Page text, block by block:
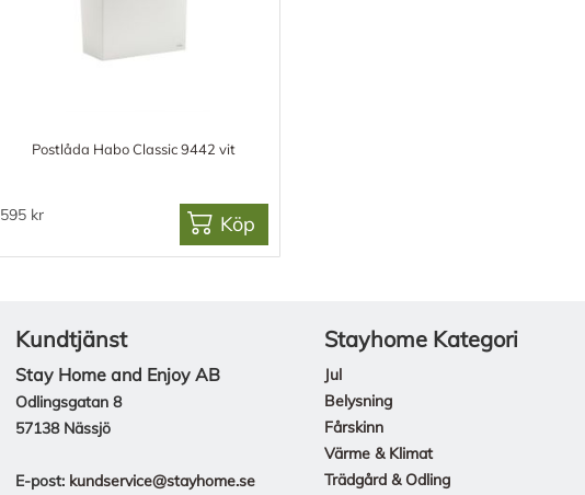
Postlåda Habo Classic 9442 vit
595 kr Köp
Kundtjänst
Stay Home and Enjoy AB
Odlingsgatan 8
57138 Nässjö
E-post: kundservice@stayhome.se
Stayhome Kategori
Jul
Belysning
Fårskinn
Värme & Klimat
Trädgård & Odling